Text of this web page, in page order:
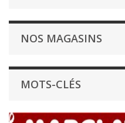
NOS MAGASINS
MOTS-CLÉS